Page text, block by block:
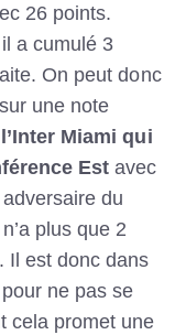
26 points.
a cumulé 3
On peut donc
une note
l’Inter Miami qui
Est avec
du
plus que 2
Il est donc dans
ne pas se
cela promet une